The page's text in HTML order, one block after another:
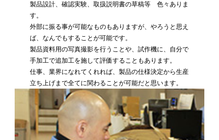
製品設計、確認実験、取扱説明書の草稿等 色々ありま
す。
外部に振る事が可能なものもありますが、やろうと思え
ば、なんでもすることが可能です。
製品資料用の写真撮影を行うことや、試作機に、自分で
手加工で追加工を施して評価することもあります。
仕事、業界になれてくれれば、製品の仕様決定から生産
立ち上げまで全てに関わることが可能だと思います。